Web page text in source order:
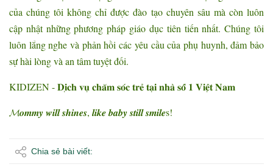
của chúng tôi không chỉ được đào tạo chuyên sâu mà còn luôn
cập nhật những phương pháp giáo dục tiên tiến nhất. Chúng tôi
luôn lắng nghe và phản hồi các yêu cầu của phụ huynh, đảm bảo
sự hài lòng và an tâm tuyệt đối.
KIDIZEN - 𝐃𝐢̣𝐜𝐡 𝐯𝐮̣ 𝐜𝐡𝐚̆𝐦 𝐬𝐨́𝐜 𝐭𝐫𝐞̉ 𝐭𝐚̣𝐢 𝐧𝐡𝐚̀ 𝐬𝐨̂́ 𝟏 𝐕𝐢𝐞̣̂𝐭 𝐍𝐚𝐦
𝓜𝒐𝒎𝒎𝒚 𝒘𝒊𝒍𝒍 𝒔𝒉𝒊𝒏𝒆𝒔, 𝒍𝒊𝒌𝒆 𝒃𝒂𝒃𝒚 𝒔𝒕𝒊𝒍𝒍 𝒔𝒎𝒊𝒍𝒆s!
Chia sẻ bài viết: